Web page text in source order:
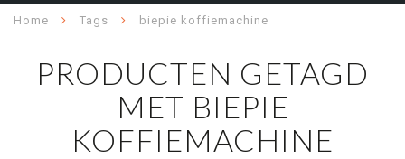
Home Tags biepie koffiemachine
PRODUCTEN GETAGD
MET BIEPIE
KOFFIEMACHINE